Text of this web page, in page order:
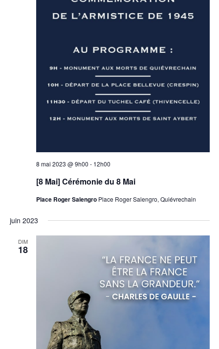
8 mai 2023 @ 9h00 - 12h00
[8 Mai] Cérémonie du 8 Mai
Place Roger Salengro Place Roger Salengro, Quiévrechain
juin 2023
DIM
18